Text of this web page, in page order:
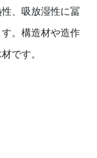
、吸放湿性に冨
。構造材や造作
です。